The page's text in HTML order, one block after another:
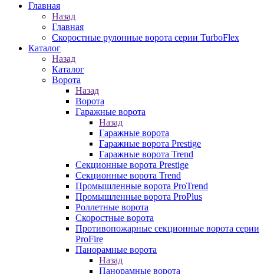
Главная
Назад
Главная
Скоростные рулонные ворота серии TurboFlex
Каталог
Назад
Каталог
Ворота
Назад
Ворота
Гаражные ворота
Назад
Гаражные ворота
Гаражные ворота Prestige
Гаражные ворота Trend
Секционные ворота Prestige
Секционные ворота Trend
Промышленные ворота ProTrend
Промышленные ворота ProPlus
Роллетные ворота
Скоростные ворота
Противопожарные секционные ворота серии
ProFire
Панорамные ворота
Назад
Панорамные ворота